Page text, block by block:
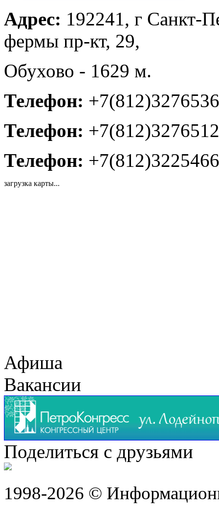
Адрес: 192241, г Санкт-
фермы пр-кт, 29,
Обухово - 1629 м.
Телефон: +7(812)3276536
Телефон: +7(812)3276512
Телефон: +7(812)3225466
загрузка карты...
Афиша
Вакансии
Поделиться с друзьями
1998-2026 ©